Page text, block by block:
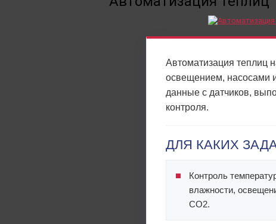
Автоматизация теплиц
освещением, насосами
данные с датчиков,
контроля.
ДЛЯ КАКИХ
Контроль
влажности,
CO2.